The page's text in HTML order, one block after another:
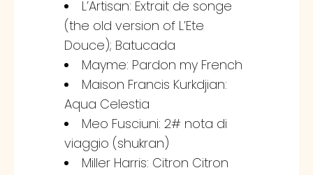
L’Artisan: Extrait de songe
(the old version of L’Ete
Douce); Batucada
Mayme: Pardon my French
Maison Francis Kurkdjian:
Aqua Celestia
Meo Fusciuni: 2# nota di
viaggio (shukran)
Miller Harris: Citron Citron